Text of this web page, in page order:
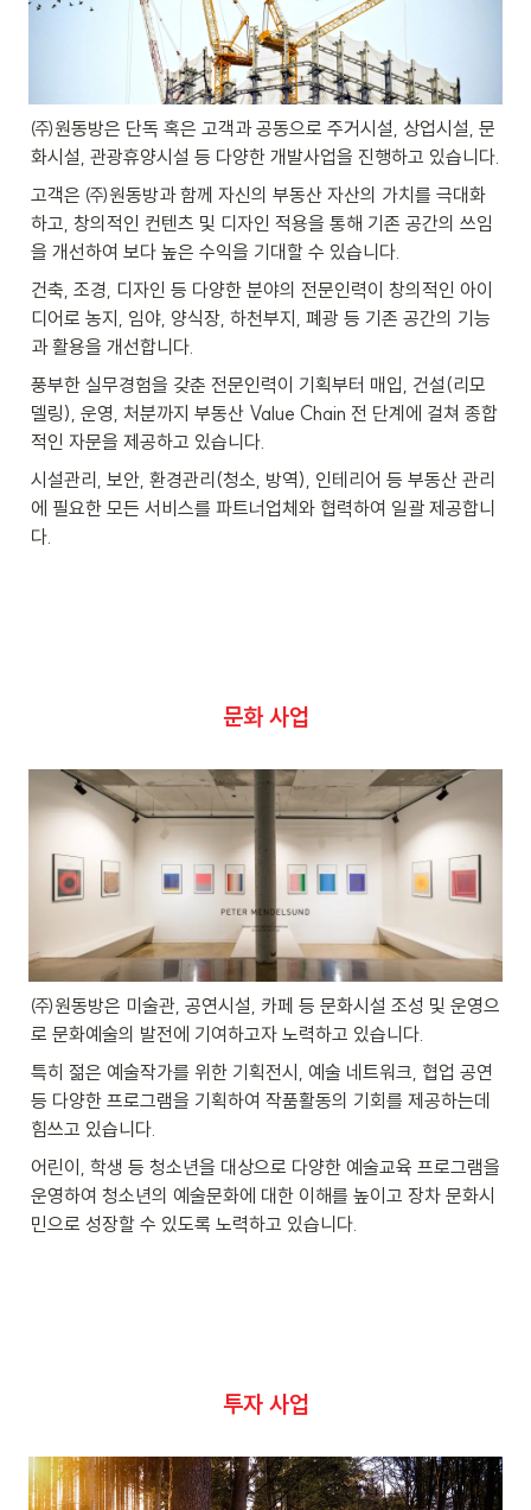
㈜원동방은 단독 혹은 고객과 공동으로 주거시설, 상업시설, 문
화시설, 관광휴양시설 등 다양한 개발사업을 진행하고 있습니다.
고객은 ㈜원동방과 함께 자신의 부동산 자산의 가치를 극대화
하고, 창의적인 컨텐츠 및 디자인 적용을 통해 기존 공간의 쓰임
을 개선하여 보다 높은 수익을 기대할 수 있습니다.
건축, 조경, 디자인 등 다양한 분야의 전문인력이 창의적인 아이
디어로 농지, 임야, 양식장, 하천부지, 폐광 등 기존 공간의 기능
과 활용을 개선합니다.
풍부한 실무경험을 갖춘 전문인력이 기획부터 매입, 건설(리모
델링), 운영, 처분까지 부동산 Value Chain 전 단계에 걸쳐 종합
적인 자문을 제공하고 있습니다.
시설관리, 보안, 환경관리(청소, 방역), 인테리어 등 부동산 관리
에 필요한 모든 서비스를 파트너업체와 협력하여 일괄 제공합니
다.
문화 사업
㈜원동방은 미술관, 공연시설, 카페 등 문화시설 조성 및 운영으
로 문화예술의 발전에 기여하고자 노력하고 있습니다.
특히 젊은 예술작가를 위한 기획전시, 예술 네트워크, 협업 공연
등 다양한 프로그램을 기획하여 작품활동의 기회를 제공하는데
힘쓰고 있습니다.
어린이, 학생 등 청소년을 대상으로 다양한 예술교육 프로그램을
운영하여 청소년의 예술문화에 대한 이해를 높이고 장차 문화시
민으로 성장할 수 있도록 노력하고 있습니다.
투자 사업